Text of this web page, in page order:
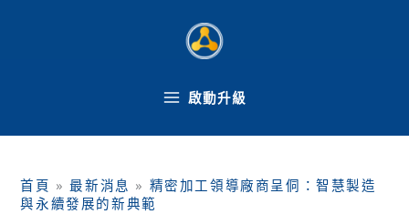
啟動升級
首頁 »最新消息 » 精密加工領導廠商呈侗：智慧製造
與永續發展的新典範